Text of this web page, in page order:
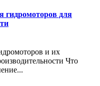
гидромоторов для
и их
Что